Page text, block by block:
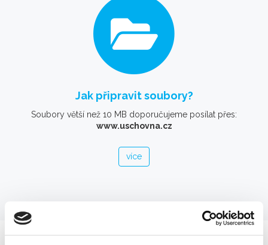
Jak připravit soubory?
Soubory větší než 10 MB doporučujeme posílat přes:
www.uschovna.cz
více